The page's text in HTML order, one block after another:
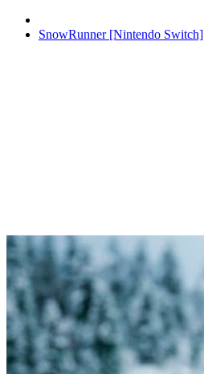
SnowRunner [Nintendo Switch]